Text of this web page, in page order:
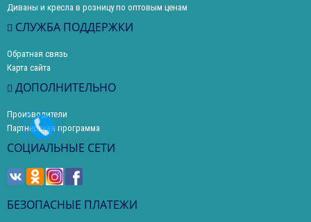
Диваны и кресла в розницу по оптовым ценам
СЛУЖБА ПОДДЕРЖКИ
Обратная связь
Карта сайта
ДОПОЛНИТЕЛЬНО
Производители
Партнерская программа
СОЦИАЛЬНЫЕ СЕТИ
БЕЗОПАСНЫЕ ПЛАТЕЖИ